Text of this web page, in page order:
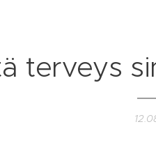
terveys